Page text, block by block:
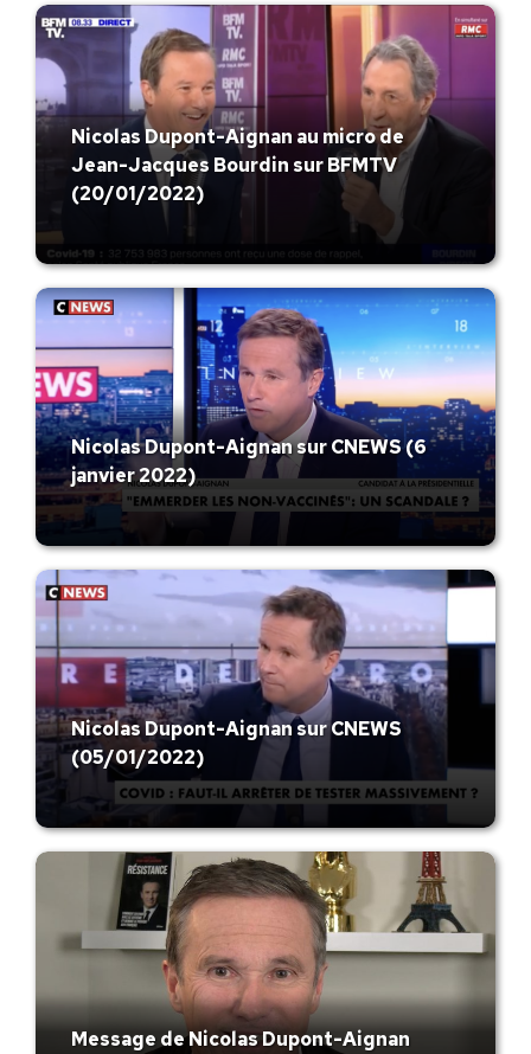
Nicolas Dupont-Aignan au micro de
Jean-Jacques Bourdin sur BFMTV
(20/01/2022)
Nicolas Dupont-Aignan sur CNEWS (6
janvier 2022)
Nicolas Dupont-Aignan sur CNEWS
(05/01/2022)
Message de Nicolas Dupont-Aignan